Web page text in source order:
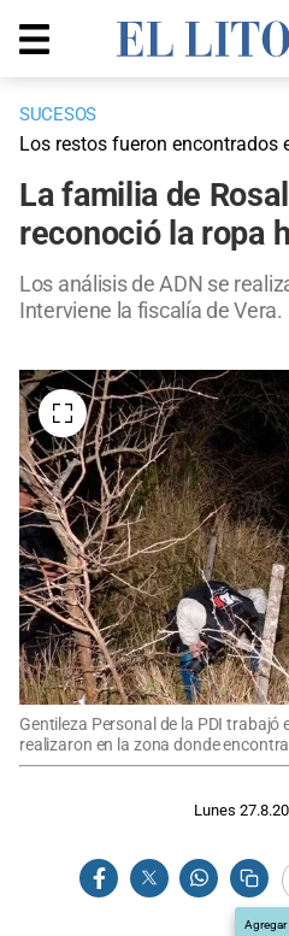
SUCESOS
Los restos fueron encontrados
La familia de
reconoció la ropa
Los análisis de ADN se
Interviene la fiscalía de Vera.
Gentileza Personal de la PDI trabajó
realizaron en la zona donde
Lunes
Agregar